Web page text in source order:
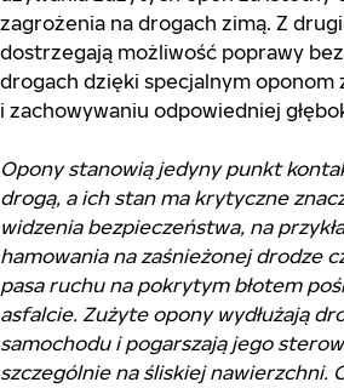
zagrożenia na drogach zimą. Z
dostrzegają możliwość poprawy
drogach dzięki specjalnym oponom
i zachowywaniu odpowiedniej
Opony stanowią jedyny punkt
drogą, a ich stan ma krytyczne
widzenia bezpieczeństwa, na
hamowania na zaśnieżonej drodze
pasa ruchu na pokrytym błotem
asfalcie. Zużyte opony wydłużają
samochodu i pogarszają jego
szczególnie na śliskiej nawierzchni.